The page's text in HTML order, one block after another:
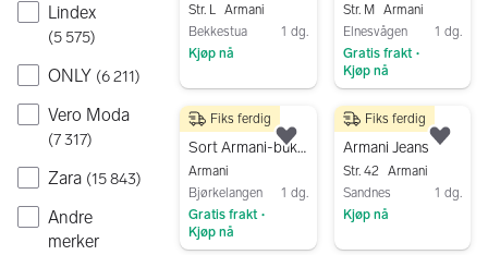
Lindex
(5 575)
ONLY (6 211)
Vero Moda
(7 317)
Zara (15 843)
Andre
merker
Str. L Armani
Bekkestua
1 dg.
Kjøp nå
Gå til annonsen
Str. M
Armani
Elnesvågen
1 dg.
Gratis frakt •
Kjøp nå
500 kr
Sort Armani-bukse til dame
Armani
Bjørkelangen
1 dg.
Gratis frakt •
Kjøp nå
Fiks ferdig
Legg til som favoritt.
400 kr
Armani Jeans
Str. 42 Armani
Sandnes
1 dg.
Kjøp nå
Fiks ferdig
Gå til annonsen